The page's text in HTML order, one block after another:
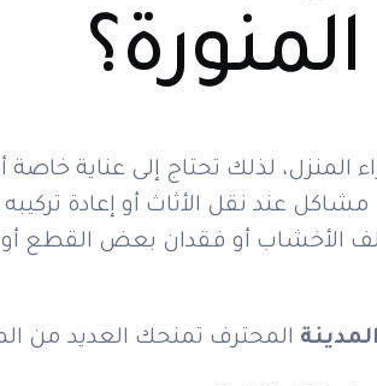
المنزل، لذلك تحتاج إلى عناية خاصة
عند نقل الأثاث أو إعادة
الأخشاب أو فقدان بعض القطع
المحترف تمنحك العديد من